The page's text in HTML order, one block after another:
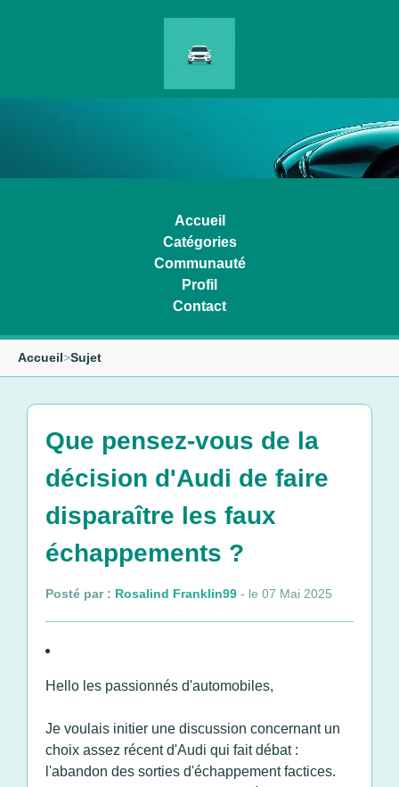
Accueil
Catégories
Communauté
Profil
Contact
Accueil>Sujet
Que pensez-vous de la
décision d'Audi de faire
disparaître les faux
échappements ?
Posté par : Rosalind Franklin99 - le 07 Mai 2025
Hello les passionnés d'automobiles,
Je voulais initier une discussion concernant un
choix assez récent d'Audi qui fait débat :
l'abandon des sorties d'échappement factices.